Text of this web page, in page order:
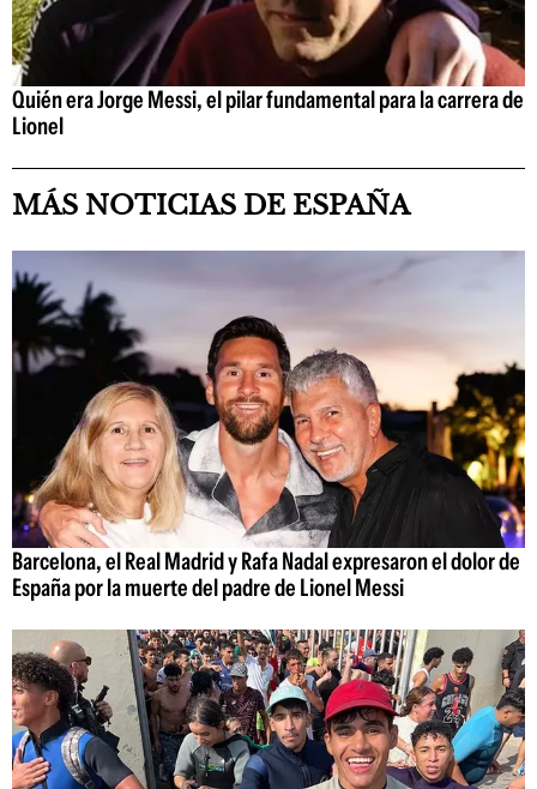
Quién era Jorge Messi, el pilar fundamental para la carrera de
Lionel
MÁS NOTICIAS DE ESPAÑA
Barcelona, el Real Madrid y Rafa Nadal expresaron el dolor de
España por la muerte del padre de Lionel Messi